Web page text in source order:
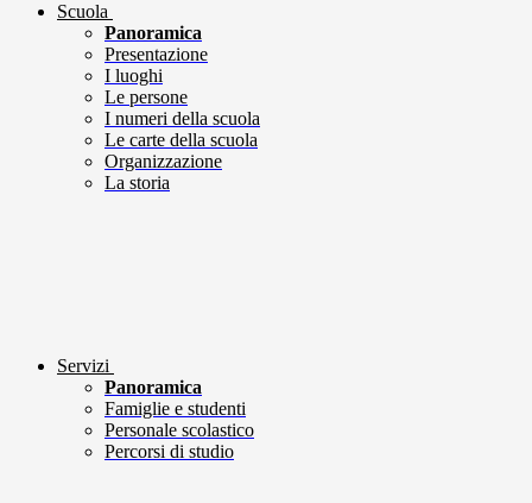
Scuola
Panoramica
Presentazione
I luoghi
Le persone
I numeri della scuola
Le carte della scuola
Organizzazione
La storia
Servizi
Panoramica
Famiglie e studenti
Personale scolastico
Percorsi di studio